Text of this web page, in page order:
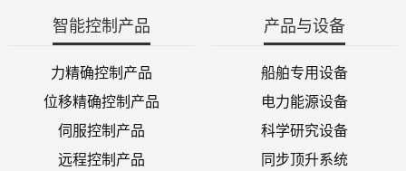
智能控制产品
力精确控制产品
位移精确控制产品
伺服控制产品
远程控制产品
产品与设备
船舶专用设备
电力能源设备
科学研究设备
同步顶升系统